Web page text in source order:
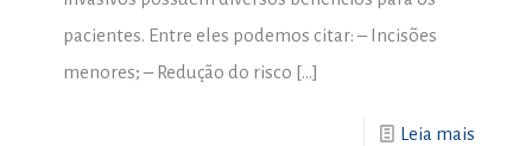
pacientes. Entre eles podemos citar: – Incisões
menores; – Redução do risco […]
Leia mais